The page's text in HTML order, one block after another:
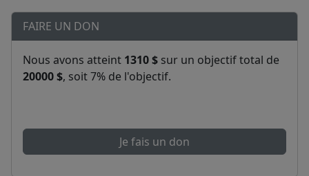
FAIRE UN DON
Nous avons atteint 1310 $ sur un objectif total de
20000 $, soit 7% de l'objectif.
Je fais un don